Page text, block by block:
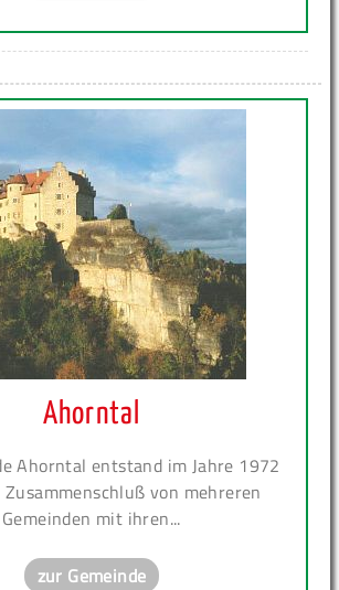
Ahorntal
Ahorntal entstand im Jahre 1972
von mehreren
Gemeinden mit ihren...
zur Gemeinde